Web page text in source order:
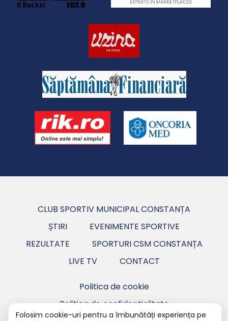
CLUB SPORTIV MUNICIPAL CONSTANȚA
ȘTIRI
EVENIMENTE SPORTIVE
REZULTATE
SPORTURI CSM CONSTANȚA
LIVE TV
CONTACT
Politica de cookie
Politica de confidentialitate
Folosim cookie-uri pentru a îmbunătăți experiența pe